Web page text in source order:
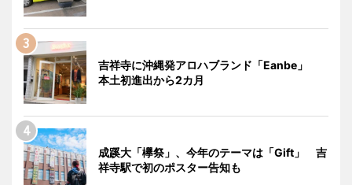
吉祥寺に沖縄発アロハブランド「Eanbe」
本土初進出から2カ月
成蹊大「欅祭」、今年のテーマは「Gift」 吉
祥寺駅で初のポスター告知も